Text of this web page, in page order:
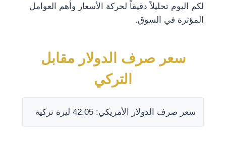
لكم اليوم تحليلاً دقيقاً لحركة الأسعار وأهم العوامل
المؤثرة في السوق.
سعر صرف الدولار مقابل
التركي
سعر صرف الدولار الأمريكي: 42.05 ليرة تركية